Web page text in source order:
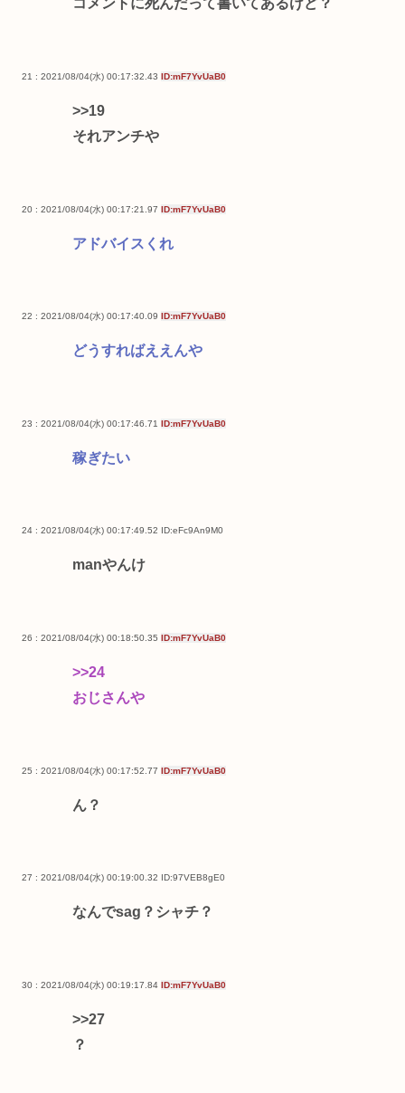
コメントに死んだって書いてあるけど？
21 : 2021/08/04(水) 00:17:32.43 ID:mF7YvUaB0
>>19
それアンチや
20 : 2021/08/04(水) 00:17:21.97 ID:mF7YvUaB0
アドバイスくれ
22 : 2021/08/04(水) 00:17:40.09 ID:mF7YvUaB0
どうすればええんや
23 : 2021/08/04(水) 00:17:46.71 ID:mF7YvUaB0
稼ぎたい
24 : 2021/08/04(水) 00:17:49.52 ID:eFc9An9M0
manやんけ
26 : 2021/08/04(水) 00:18:50.35 ID:mF7YvUaB0
>>24
おじさんや
25 : 2021/08/04(水) 00:17:52.77 ID:mF7YvUaB0
ん？
27 : 2021/08/04(水) 00:19:00.32 ID:97VEB8gE0
なんでsag？シャチ？
30 : 2021/08/04(水) 00:19:17.84 ID:mF7YvUaB0
>>27
？